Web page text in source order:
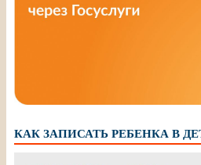
КАК ЗАПИСАТЬ РЕБЕНКА В